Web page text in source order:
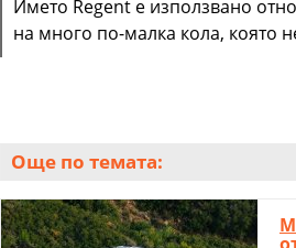
Името Regent е използвано
на много по-малка кола, която
Още по темата: